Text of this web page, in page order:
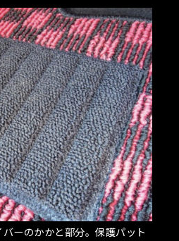
ーのかかと部分。保護パット